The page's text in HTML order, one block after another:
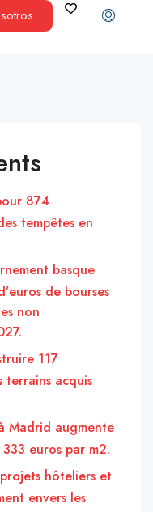
874
tempêtes en
basque
de bourses
non
117
terrains acquis
Madrid augmente
euros par m2.
hôteliers et
envers les